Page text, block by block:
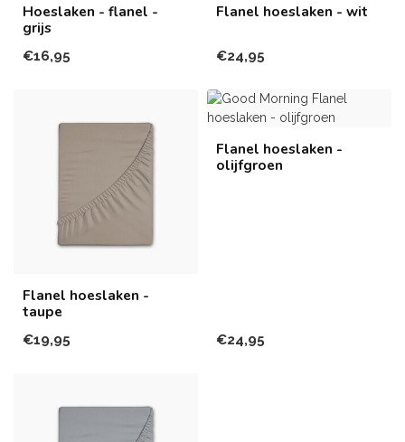
Hoeslaken - flanel -
grijs
€16,95
Flanel hoeslaken - wit
€24,95
Flanel hoeslaken -
taupe
€19,95
Flanel hoeslaken -
olijfgroen
€24,95